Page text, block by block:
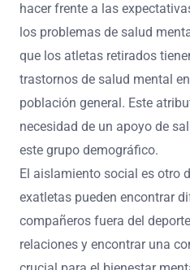
hacer frente a las
los problemas de salud
que los atletas retirados
trastornos de salud mental
población general. Este
necesidad de un apoyo de
este grupo demográfico.
El aislamiento social es otro
exatletas pueden encontrar
compañeros fuera del
relaciones y encontrar una